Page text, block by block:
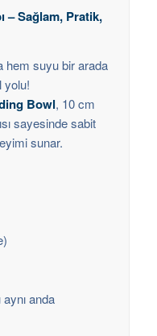
– Sağlam, Pratik,
hem suyu bir arada
yolu!
Bowl, 10 cm
sayesinde sabit
sunar.
anda